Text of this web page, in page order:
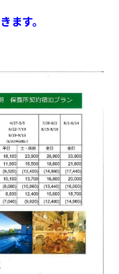
ます。